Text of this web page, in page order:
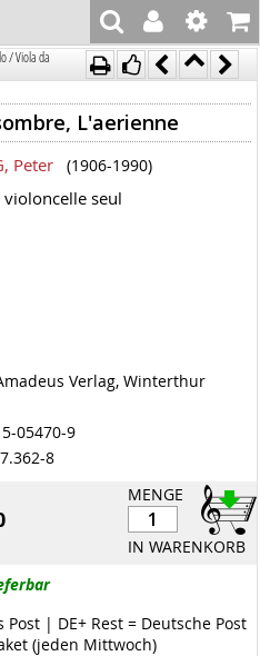
/ Viola da
L'aerienne
Peter (1906-1990)
seul
Verlag, Winterthur
05470-9
8
MENGE
IN WARENKORB
Post | DE+ Rest = Deutsche Post
(jeden Mittwoch)